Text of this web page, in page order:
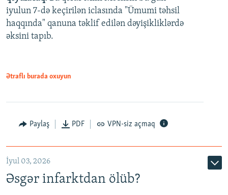
Auto 240p 360p 480p
720p 1080p
480p
720p
iyulun 7-də keçirilən iclasında "Ümumi təhsil
haqqında" qanuna təklif edilən dəyişikliklərdə
əksini tapıb.
Ətraflı burada oxuyun
Paylaş PDF VPN-siz açmaq
İyul 03, 2026
Əsgər infarktdan ölüb?